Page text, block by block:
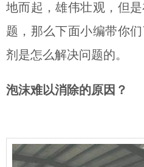
地而起，雄伟壮观，但
题，那么下面小编带你
剂是怎么解决问题的。
泡沫难以消除的原因？